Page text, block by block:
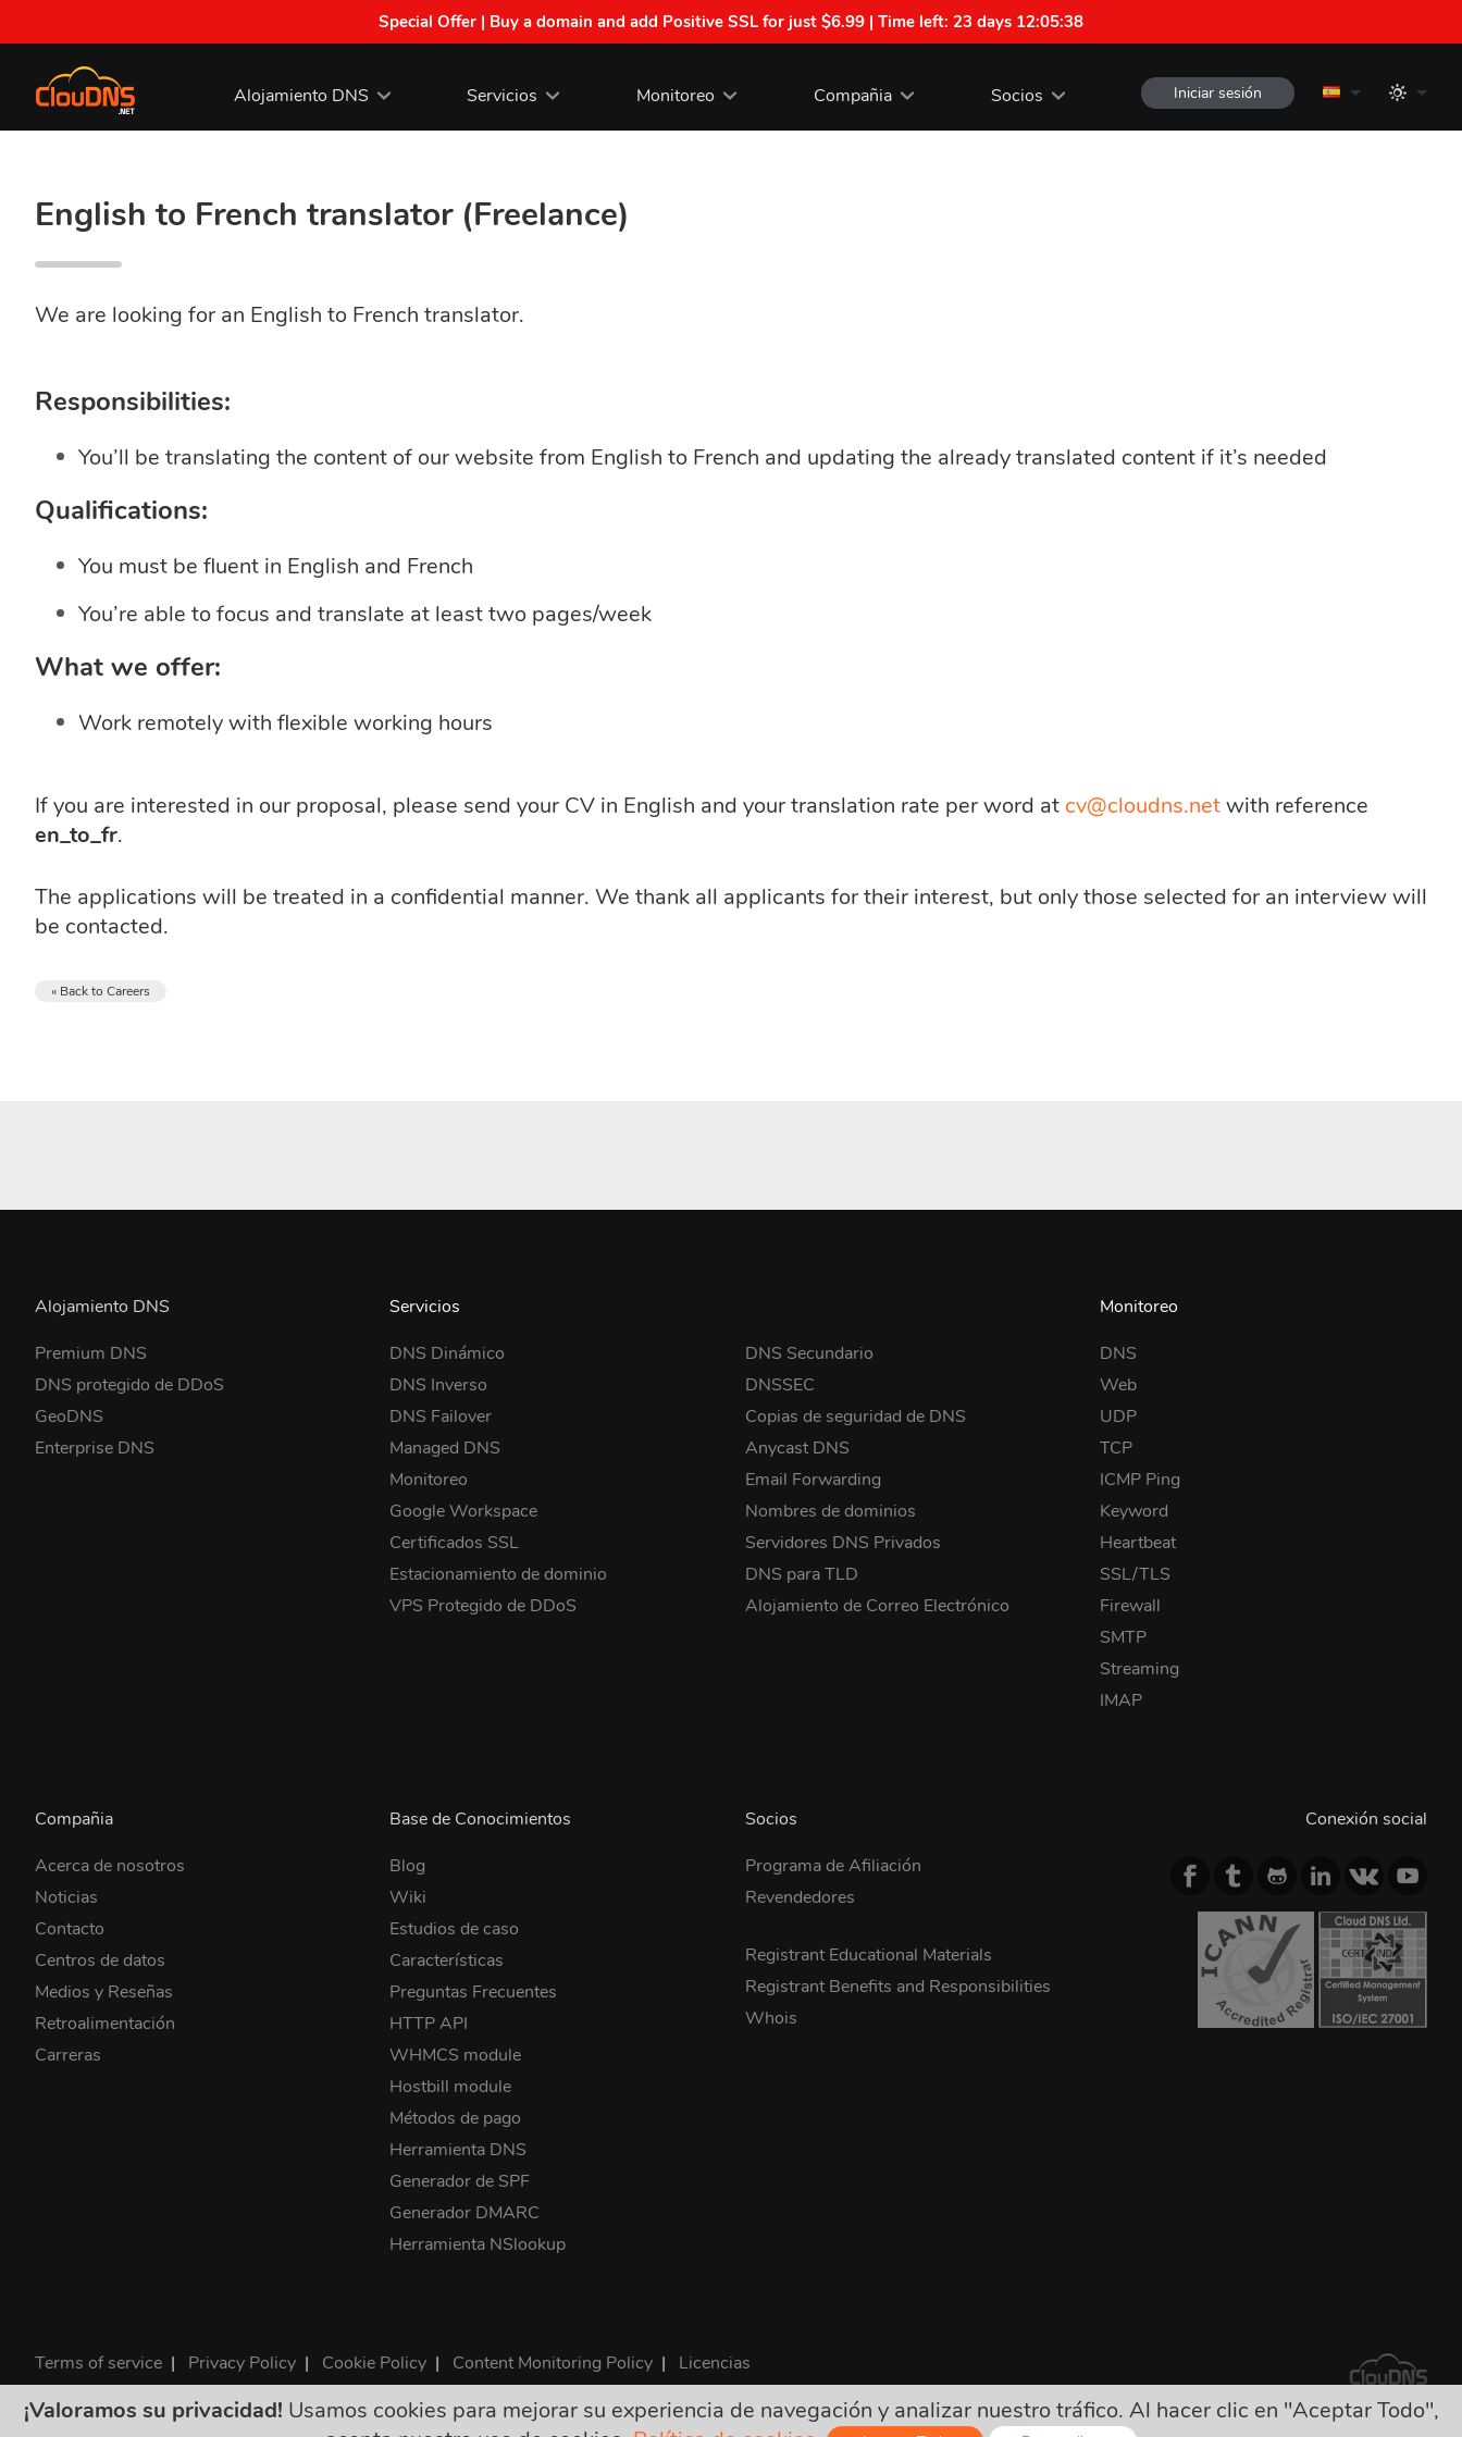
Special Offer | Buy a domain and add Positive SSL for just $6.99 | Time left: 23 days 12:05:38
Alojamiento DNS Servicios Monitoreo Compañia Socios Iniciar sesión
English to French translator (Freelance)
We are looking for an English to French translator.
Responsibilities:
You’ll be translating the content of our website from English to French and updating the already translated content if it’s needed
Qualifications:
You must be fluent in English and French
You’re able to focus and translate at least two pages/week
What we offer:
Work remotely with flexible working hours
If you are interested in our proposal, please send your CV in English and your translation rate per word at cv@cloudns.netwith reference
en_to_fr.
The applications will be treated in a confidential manner. We thank all applicants for their interest, but only those selected for an interview will
be contacted.
« Back to Careers
Alojamiento DNS
Premium DNS
DNS protegido de DDoS
GeoDNS
Enterprise DNS
Servicios
DNS Dinámico
DNS Inverso
DNS Failover
Managed DNS
Monitoreo
Google Workspace
Certificados SSL
Estacionamiento de dominio
VPS Protegido de DDoS
DNS Secundario
DNSSEC
Copias de seguridad de DNS
Anycast DNS
Email Forwarding
Nombres de dominios
Servidores DNS Privados
DNS para TLD
Alojamiento de Correo Electrónico
Monitoreo
DNS
Web
UDP
TCP
ICMP Ping
Keyword
Heartbeat
SSL/TLS
Firewall
SMTP
Streaming
IMAP
Compañia
Acerca de nosotros
Noticias
Contacto
Centros de datos
Medios y Reseñas
Retroalimentación
Carreras
Base de Conocimientos
Blog
Wiki
Estudios de caso
Características
Preguntas Frecuentes
HTTP API
WHMCS module
Hostbill module
Métodos de pago
Herramienta DNS
Generador de SPF
Generador DMARC
Herramienta NSlookup
Socios
Programa de Afiliación
Revendedores
Registrant Educational Materials
Registrant Benefits and Responsibilities
Whois
Conexión social
Terms of service | Privacy Policy | Cookie Policy | Content Monitoring Policy | Licencias
©2026 ClouDNS
Todos los precios son finales e incluyen todos los impuestos requeridos. ¡No hay otros cargos ocultos!
¡Valoramos su privacidad! Usamos cookies para mejorar su experiencia de navegación y analizar nuestro tráfico. Al hacer clic en "Aceptar Todo",